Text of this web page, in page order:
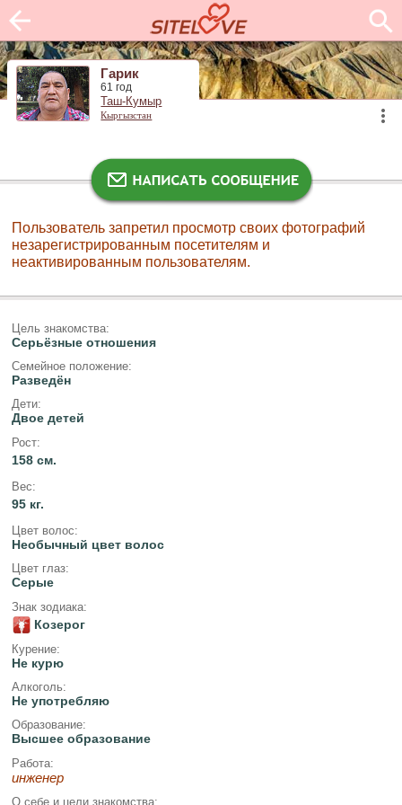
Гарик
61 год
Таш-Кумыр
Кыргызстан
Пользователь запретил просмотр своих фотографий
незарегистрированным посетителям и
неактивированным пользователям.
Цель знакомства:
Серьёзные отношения
Семейное положение:
Разведён
Дети:
Двое детей
Рост:
158 см.
Вес:
95 кг.
Цвет волос:
Необычный цвет волос
Цвет глаз:
Серые
Знак зодиака:
Козерог
Курение:
Не курю
Алкоголь:
Не употребляю
Образование:
Высшее образование
Работа:
инженер
О себе и цели знакомства: